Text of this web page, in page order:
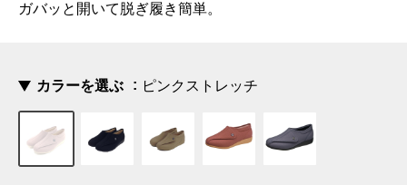
ガバッと開いて脱ぎ履き簡単。
カラーを選ぶ ピンクストレッチ